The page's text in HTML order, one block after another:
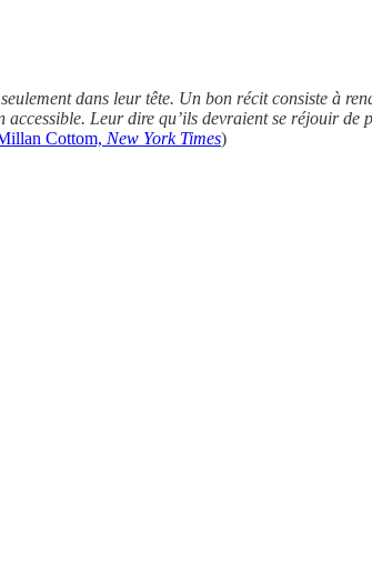
dans leur tête. Un bon récit consiste à
Leur dire qu’ils devraient se réjouir
Cottom, New York Times)